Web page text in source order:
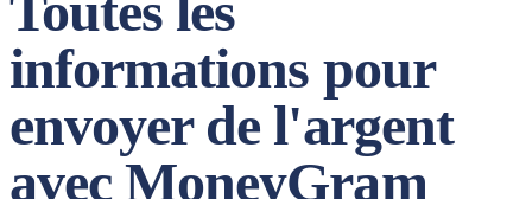
informations pour
envoyer de l'argent
avec MoneyGram